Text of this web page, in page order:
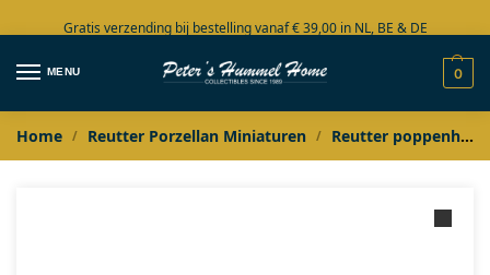
Gratis verzending bij bestelling vanaf € 39,00 in NL, BE & DE
Grote collectie in voorraad
MENU 0
Home / Reutter Porzellan Miniaturen / Reutter poppenhuis miniaturen